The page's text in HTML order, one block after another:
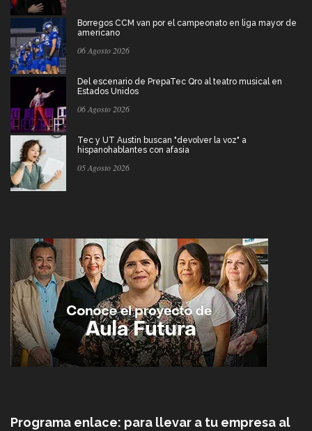
Borregos CCM van por el campeonato en liga mayor de
americano
06 Agosto 2026
Del escenario de PrepaTec Qro al teatro musical en
Estados Unidos
06 Agosto 2026
Tec y UT Austin buscan "devolver la voz" a
hispanohablantes con afasia
05 Agosto 2026
Programa enlace: para llevar a tu empresa al